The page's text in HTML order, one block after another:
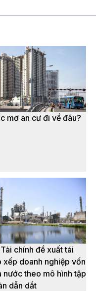
mơ an cư đi về đâu?
chính đề xuất tái
xếp doanh nghiệp vốn
nước theo mô hình tập
dẫn dắt